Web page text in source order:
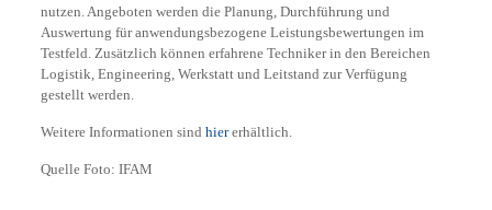
nutzen. Angeboten werden die Planung, Durchführung und
Auswertung für anwendungsbezogene Leistungsbewertungen im
Testfeld. Zusätzlich können erfahrene Techniker in den Bereichen
Logistik, Engineering, Werkstatt und Leitstand zur Verfügung
gestellt werden.
Weitere Informationen sind hiererhältlich.
Quelle Foto: IFAM